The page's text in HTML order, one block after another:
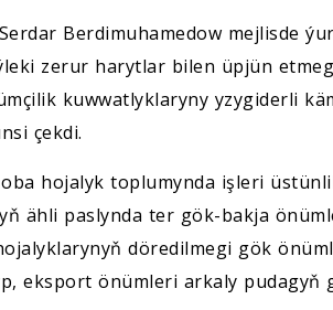
Berdimuhamedow mejlisde
zerur harytlar bilen üpjün
kuwwatlyklaryny yzygiderli
çekdi.
hojalyk toplumynda işleri
ähli paslynda ter gök-bakja
döredilmegi gök
eksport önümleri arkaly